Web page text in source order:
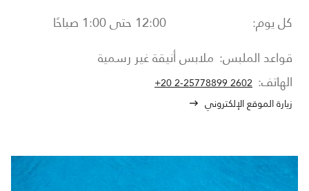
كل يوم:
12:00 حتى 1:00 صباحًا
قواعد الملبس: ملابس أنيقة غير رسمية
الهاتف: +20 2-25778899 2602
زيارة الموقع الإلكتروني